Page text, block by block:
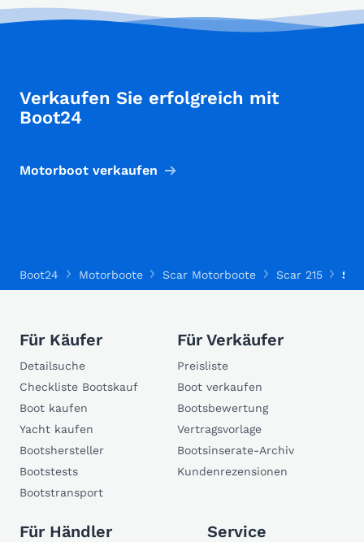
Verkaufen Sie erfolgreich mit
Boot24
Motorboot verkaufen
Boot24 Motorboote Scar Motorboote Scar 215
Für Käufer
Detailsuche
Checkliste Bootskauf
Boot kaufen
Yacht kaufen
Bootshersteller
Bootstests
Bootstransport
Für Verkäufer
Preisliste
Boot verkaufen
Bootsbewertung
Vertragsvorlage
Bootsinserate-Archiv
Kundenrezensionen
Für Händler Service